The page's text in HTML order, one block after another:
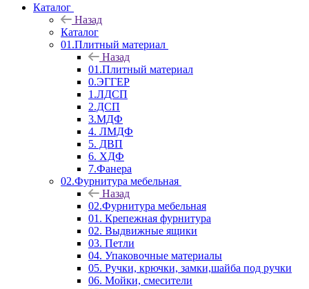
Каталог
Назад
Каталог
01.Плитный материал
Назад
01.Плитный материал
0.ЭГГЕР
1.ЛДСП
2.ДСП
3.МДФ
4. ЛМДФ
5. ДВП
6. ХДФ
7.Фанера
02.Фурнитура мебельная
Назад
02.Фурнитура мебельная
01. Крепежная фурнитура
02. Выдвижные ящики
03. Петли
04. Упаковочные материалы
05. Ручки, крючки, замки,шайба под ручки
06. Мойки, смесители